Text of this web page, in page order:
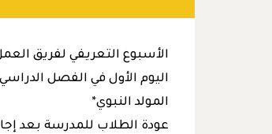
الأسبوع التعريفي لفريق
اليوم الأول في الفصل
المولد النبوي*
عودة الطلاب للمدرسة بعد